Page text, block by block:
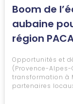
Boom de
aubaine
région
Opportunités et
(Provence-
transformation à
partenaires